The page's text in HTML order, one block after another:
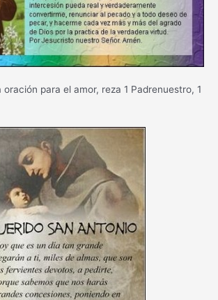
oración para el amor, reza 1 Padrenuestro, 1